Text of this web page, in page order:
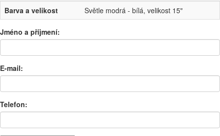
Barva a velikost
Světle modrá - bílá, velikost 15"
Jméno a příjmení:
E-mail:
Telefon: